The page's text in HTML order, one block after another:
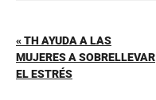
« TH AYUDA A LAS
MUJERES A SOBRELLEVAR
EL ESTRÉS